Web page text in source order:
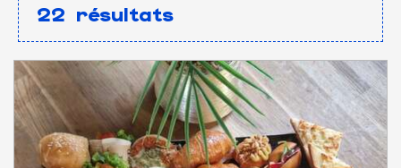
22 résultats